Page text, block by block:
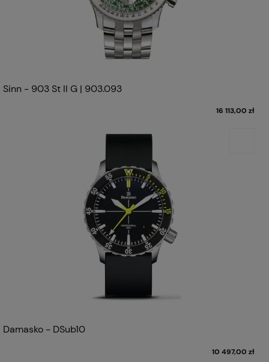
Sinn - 903 St II G | 903.093
16 113,00 zł
Damasko - DSub10
10 497,00 zł